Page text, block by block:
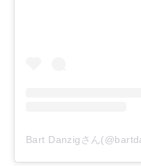
Bart Danzigさん